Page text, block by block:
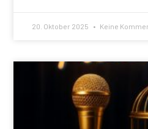
20. Oktober 2025 Keine